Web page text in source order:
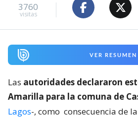
3760
visitas
VER RESUMEN
Las autoridades declararon
Amarilla para la comuna de
Lagos-, como consecuencia de